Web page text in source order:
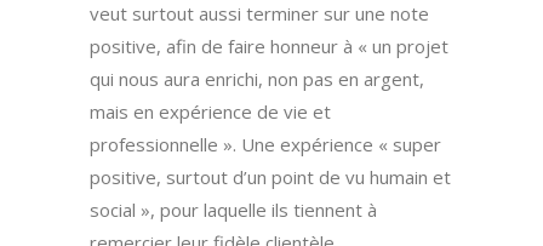
veut surtout aussi terminer sur une note
positive, afin de faire honneur à « un projet
qui nous aura enrichi, non pas en argent,
mais en expérience de vie et
professionnelle ». Une expérience « super
positive, surtout d’un point de vu humain et
social », pour laquelle ils tiennent à